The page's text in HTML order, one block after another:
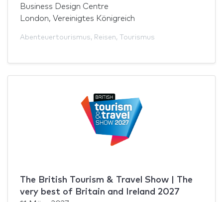
Business Design Centre
London, Vereinigtes Königreich
Abenteuertourismus, Reisen, Tourismus
The British Tourism & Travel Show | The
very best of Britain and Ireland 2027